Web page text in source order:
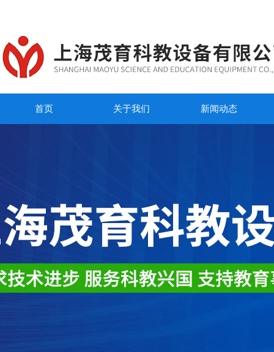
首页 关于我们 新闻动态